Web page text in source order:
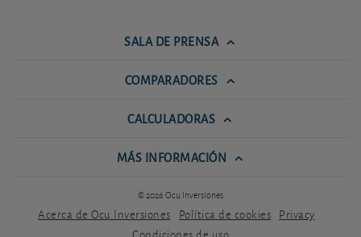
SALA DE PRENSA
COMPARADORES
CALCULADORAS
MÁS INFORMACIÓN
© 2026 Ocu Inversiones
Acerca de Ocu Inversiones Política de cookies Privacy